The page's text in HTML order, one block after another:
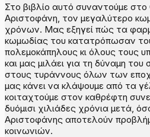
Στο βιβλίο αυτό συναντούμε
Αριστοφάνη, τον μεγαλύτερο
χρόνων. Μας εξηγεί πώς τα
κωμωδίας του κατατρόπωσαν
πολεμοκάπηλους κι όλους τους
και μας μιλάει για τη δύναμη του
στους τυράννους όλων των
μας κάνει να κλάψουμε από τα
κοιταχτούμε στον καθρέφτη
δυόμισι χιλιάδες χρόνια μετά,
Αριστοφάνης αποτελούν
κοινωνιών.